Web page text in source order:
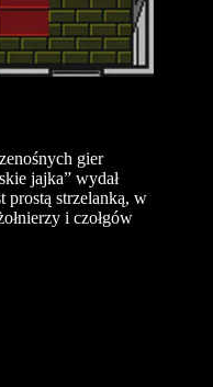
gier
jajka” wydał
prostą strzelanką, w
i czołgów